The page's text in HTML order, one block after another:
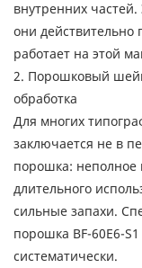
внутренних
они действительно
работает на этой
2. Порошковый
обработка
Для многих
заключается не в
порошка: неполное
длительного
сильные запахи.
порошка BF-60E6-
систематически.